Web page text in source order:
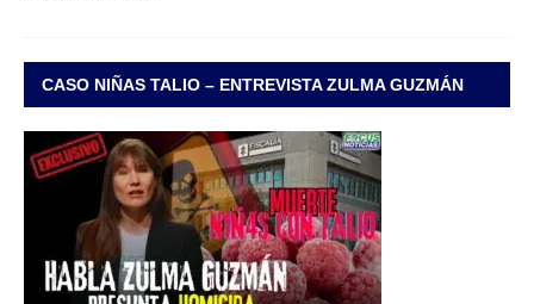
CASO NIÑAS TALIO – ENTREVISTA ZULMA GUZMÁN